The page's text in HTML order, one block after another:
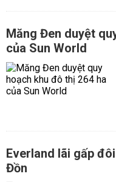
Măng Đen duyệt
của Sun World
Everland lãi gấp
Đồn